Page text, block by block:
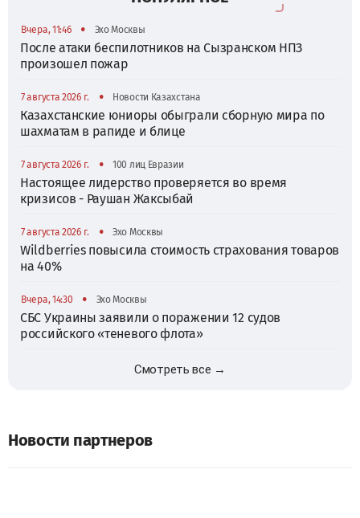
Вчера, 11:46 • Эхо Москвы
После атаки беспилотников на Сызранском НПЗ
произошел пожар
7 августа 2026 г. • Новости Казахстана
Казахстанские юниоры обыграли сборную мира по
шахматам в рапиде и блице
7 августа 2026 г. • 100 лиц Евразии
Настоящее лидерство проверяется во время
кризисов - Раушан Жаксыбай
7 августа 2026 г. • Эхо Москвы
Wildberries повысила стоимость страхования товаров
на 40%
Вчера, 14:30 • Эхо Москвы
СБС Украины заявили о поражении 12 судов
российского «теневого флота»
Смотреть все →
Новости партнеров